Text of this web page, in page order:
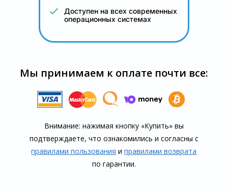
Доступен на всех современных
операционных системах
Мы принимаем к оплате почти все:
Внимание: нажимая кнопку «Купить» вы
подтверждаете, что озна­комились и согласны с
правилами пользования иправилами воз­врата
по гарантии.